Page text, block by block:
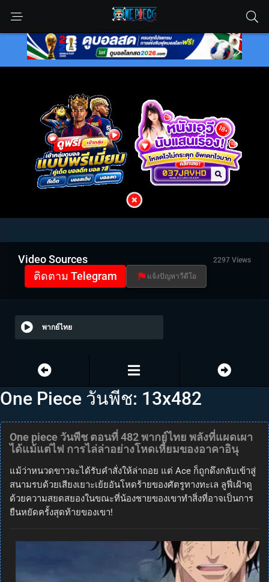
Video Sources 2297 Views
ติดตาม Telegram แจ้งปัญหาวีดีโอ
พากย์ไทย
One Piece วันพีช: 13x482
One piece วันพีช ตอนที่ 482 พากย์ไทย พลังที่แผดเผา
ได้แม้แต่ไฟ การไล่ล่าอย่างโหดเหี้ยมของอาคาอินุ
แม้ว่าหนวดขาวจะได้รับคำสั่งให้ล่าถอย แต่ Ace ก็ถูกดึงกลับเข้าสู่
สนามรบด้วยเสียงเยาะเย้ยอันโหดร้ายของศัตรูทางทะเล ลูฟี่เฝ้าดู
ด้วยความสยดสยองในขณะที่น้องชายของเขาทำสิ่งที่อาจเป็นการ
ยืนหยัดครั้งสุดท้ายของเขา!